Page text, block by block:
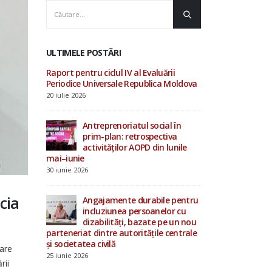
ULTIMELE POSTĂRI
Moldova
în
lunile
pentru
cu
AOPD contribuie la
consultările ONU privind
drepturile omului și procesul
Investiții în starea de bine a
specialiștilor din sistemul de
protecție socială
15 mai 2026